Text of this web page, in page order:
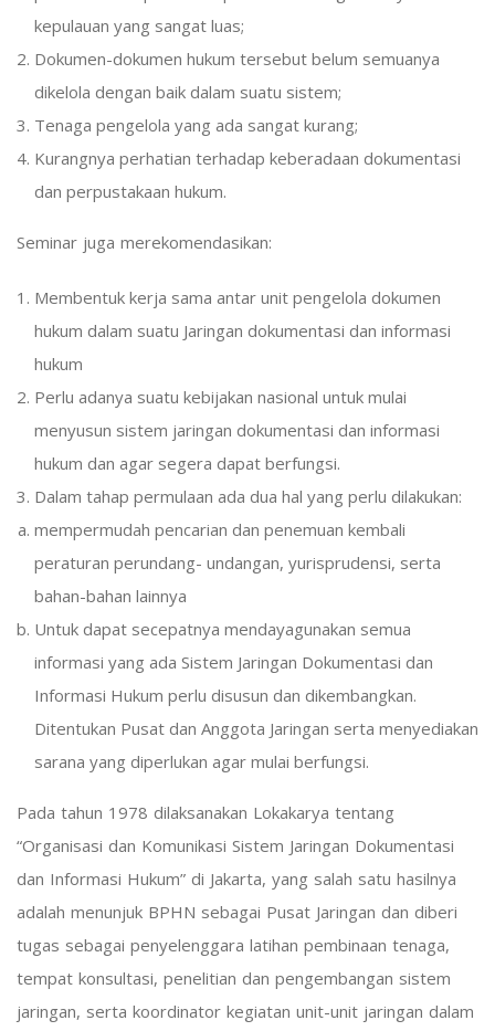
kepulauan yang sangat luas;
Dokumen-dokumen hukum tersebut belum semuanya
dikelola dengan baik dalam suatu sistem;
Tenaga pengelola yang ada sangat kurang;
Kurangnya perhatian terhadap keberadaan dokumentasi
dan perpustakaan hukum.
Seminar juga merekomendasikan:
Membentuk kerja sama antar unit pengelola dokumen
hukum dalam suatu Jaringan dokumentasi dan informasi
hukum
Perlu adanya suatu kebijakan nasional untuk mulai
menyusun sistem jaringan dokumentasi dan informasi
hukum dan agar segera dapat berfungsi.
Dalam tahap permulaan ada dua hal yang perlu dilakukan:
mempermudah pencarian dan penemuan kembali
peraturan perundang- undangan, yurisprudensi, serta
bahan-bahan lainnya
Untuk dapat secepatnya mendayagunakan semua
informasi yang ada Sistem Jaringan Dokumentasi dan
Informasi Hukum perlu disusun dan dikembangkan.
Ditentukan Pusat dan Anggota Jaringan serta menyediakan
sarana yang diperlukan agar mulai berfungsi.
Pada tahun 1978 dilaksanakan Lokakarya tentang
“Organisasi dan Komunikasi Sistem Jaringan Dokumentasi
dan Informasi Hukum” di Jakarta, yang salah satu hasilnya
adalah menunjuk BPHN sebagai Pusat Jaringan dan diberi
tugas sebagai penyelenggara latihan pembinaan tenaga,
tempat konsultasi, penelitian dan pengembangan sistem
jaringan, serta koordinator kegiatan unit-unit jaringan dalam